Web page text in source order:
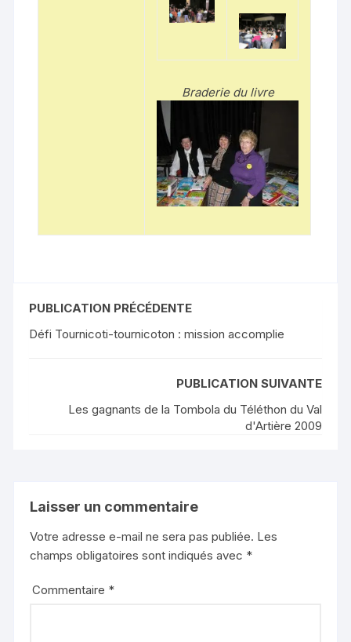
Braderie du livre
PUBLICATION PRÉCÉDENTE
Défi Tournicoti-tournicoton : mission accomplie
PUBLICATION SUIVANTE
Les gagnants de la Tombola du Téléthon du Val
d'Artière 2009
Laisser un commentaire
Votre adresse e-mail ne sera pas publiée. Les
champs obligatoires sont indiqués avec *
Commentaire *